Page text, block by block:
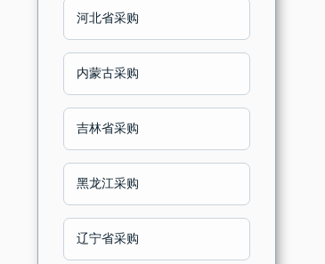
河北省采购
内蒙古采购
吉林省采购
黑龙江采购
辽宁省采购